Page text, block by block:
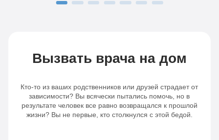
Вызвать врача на дом
Кто-то из ваших родственников или друзей страдает от
зависимости? Вы всячески пытались помочь, но в
результате человек все равно возвращался к прошлой
жизни? Вы не первые, кто столкнулся с этой бедой.